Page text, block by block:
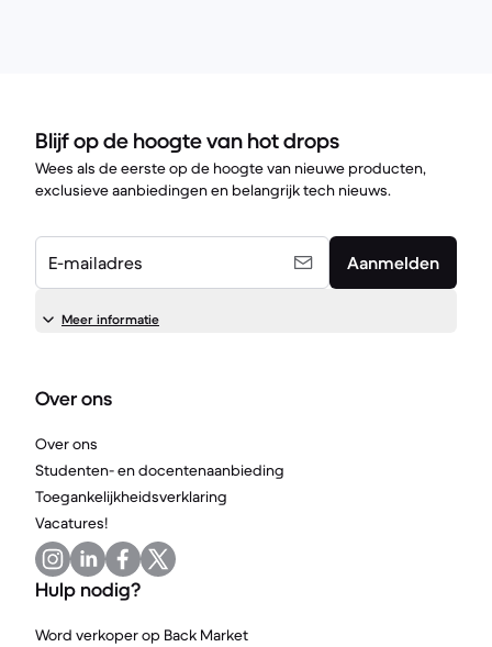
Blijf op de hoogte van hot drops
Wees als de eerste op de hoogte van nieuwe producten,
exclusieve aanbiedingen en belangrijk tech nieuws.
E-mailadres Aanmelden
Meer informatie
Over ons
Over ons
Studenten- en docentenaanbieding
Toegankelijkheidsverklaring
Vacatures!
Hulp nodig?
Word verkoper op Back Market